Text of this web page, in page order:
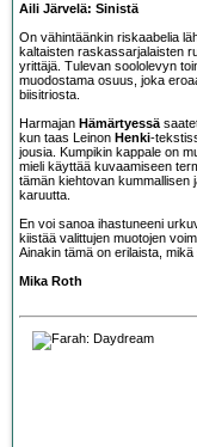
Aili Järvelä: Sinistä
On vähintäänkin riskaabelia
kaltaisten raskassarjalaisten
yrittäjä. Tulevan soololevyn
muodostama osuus, joka
biisitriosta.
Harmajan Hämärtyessä
kun taas Leinon Henki-
jousia. Kumpikin kappale on
mieli käyttää kuvaamiseen
tämän kiehtovan kummallisen
karuutta.
En voi sanoa ihastuneeni
kiistää valittujen muotojen
Ainakin tämä on erilaista,
Mika Roth